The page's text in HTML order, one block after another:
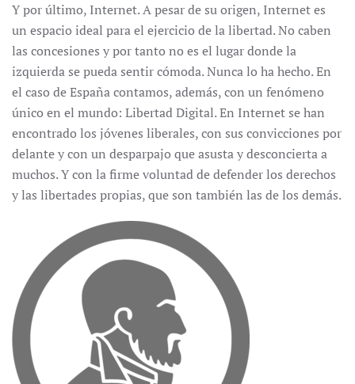
Y por último, Internet. A pesar de su origen, Internet es
un espacio ideal para el ejercicio de la libertad. No caben
las concesiones y por tanto no es el lugar donde la
izquierda se pueda sentir cómoda. Nunca lo ha hecho. En
el caso de España contamos, además, con un fenómeno
único en el mundo: Libertad Digital. En Internet se han
encontrado los jóvenes liberales, con sus convicciones por
delante y con un desparpajo que asusta y desconcierta a
muchos. Y con la firme voluntad de defender los derechos
y las libertades propias, que son también las de los demás.